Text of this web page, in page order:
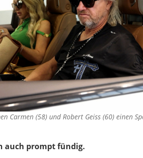
Carmen (58) und Robert Geiss (60) einen
auch prompt fündig.